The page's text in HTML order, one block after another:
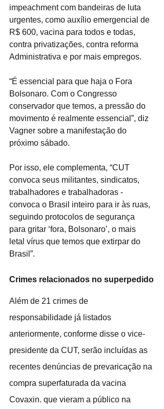
impeachment com bandeiras de luta
urgentes, como auxílio emergencial de
R$ 600, vacina para todos e todas,
contra privatizações, contra reforma
Administrativa e por mais empregos.
“É essencial para que haja o Fora
Bolsonaro. Com o Congresso
conservador que temos, a pressão do
movimento é realmente essencial”, diz
Vagner sobre a manifestação do
próximo sábado.
Por isso, ele complementa, “CUT
convoca seus militantes, sindicatos,
trabalhadores e trabalhadoras -
convoca o Brasil inteiro para ir às ruas,
seguindo protocolos de segurança
para gritar ‘fora, Bolsonaro’, o mais
letal vírus que temos que extirpar do
Brasil”.
Crimes relacionados no superpedido
Além de 21 crimes de
responsabilidade já listados
anteriormente, conforme disse o vice-
presidente da CUT, serão incluídas as
recentes denúncias de prevaricação na
compra superfaturada da vacina
Covaxin. que vieram a público na